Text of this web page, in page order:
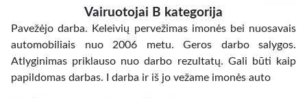
Vairuotojai B kategorija
Pavežėjo darba. Keleivių pervežimas imonės bei nuosavais
automobiliais nuo 2006 metu. Geros darbo salygos.
Atlyginimas priklauso nuo darbo rezultatų. Gali būti kaip
papildomas darbas. I darba ir iš jo vežame imonės auto